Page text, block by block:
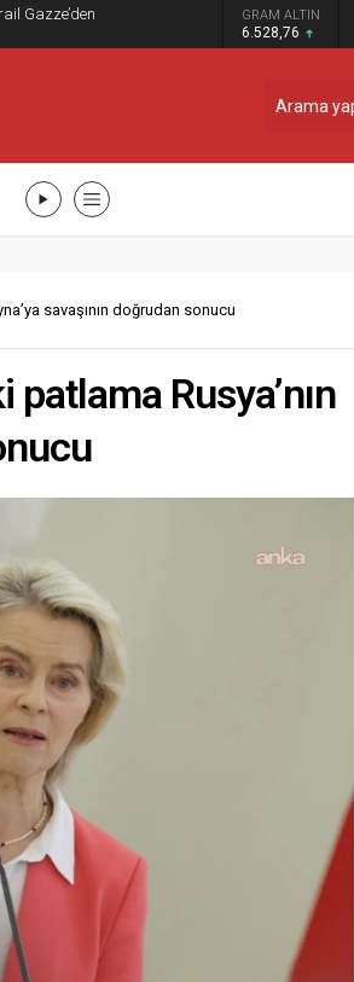
Gazze’den
GRAM ALTIN
6.528,76
savaşının doğrudan sonucu
Rusya’nın